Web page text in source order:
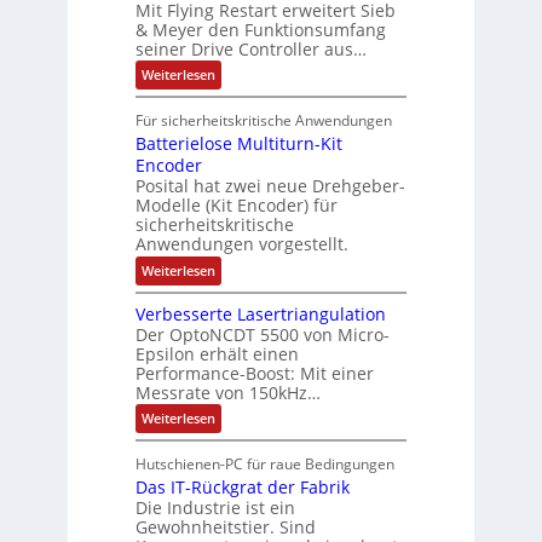
o
m
a
t
i
o
g
e
w
ä
h
t
i
t
s
k
f
t
e
d
i
e
r
4
0
A
N
e
t
z
t
e
l
e
ä
l
t
S
c
h
u
t
z
l
a
c
k
b
e
s
c
i
c
h
Mit Flying Restart erweitert Sieb
& Meyer den Funktionsumfang
seiner Drive Controller aus…
Weiterlesen:
S
n
s
l
o
s
e
F
a
n
g
s
c
h
a
l
t
u
n
g
Für sicherheitskritische Anwendungen
Batterielose Multiturn-Kit
Encoder
Posital hat zwei neue Drehgeber-
Modelle (Kit Encoder) für
sicherheitskritische
Anwendungen vorgestellt.
Weiterlesen:
B
t
t
e
r
i
e
l
o
e
M
u
l
Verbesserte Lasertriangulation
Der OptoNCDT 5500 von Micro-
Epsilon erhält einen
Performance-Boost: Mit einer
Messrate von 150kHz…
Weiterlesen:
V
r
b
e
s
s
Hutschienen-PC für raue Bedingungen
Das IT-Rückgrat der Fabrik
Die Industrie ist ein
Gewohnheitstier. Sind